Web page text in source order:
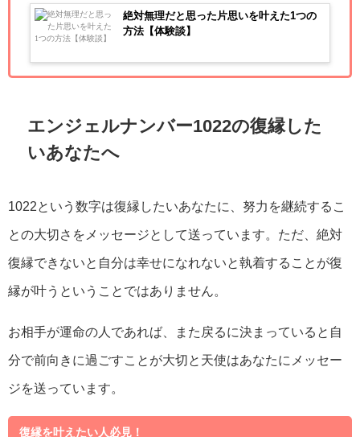
絶対無理だと思った片思いを叶えた1つの
方法【体験談】
エンジェルナンバー1022の復縁した
いあなたへ
1022という数字は復縁したいあなたに、努力を継続するこ
との大切さをメッセージとして送っています。ただ、絶対
復縁できないと自分は幸せになれないと執着することが復
縁が叶うということではありません。
お相手が運命の人であれば、また戻るに決まっていると自
分で前向きに過ごすことが大切と天使はあなたにメッセー
ジを送っています。
復縁を叶えたい人必見！